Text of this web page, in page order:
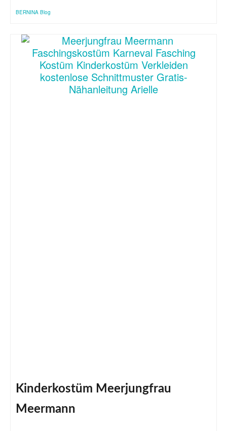
BERNINA Blog
Kinderkostüm Meerjungfrau
Meermann